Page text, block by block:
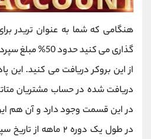
هنگامی که شما به عنوان تریدر
گذاری می کنید
از این بروکر دریافت می کنید. این
دریافت شده در حساب مشتریان
در این قسمت وجود دارد و آن هم
در طول یک دوره ۲ ماهه از تاریخ سپرده گذاری،